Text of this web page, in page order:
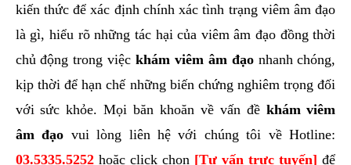
kiến thức để xác định chính xác tình trạng viêm âm đạo
là gì, hiểu rõ những tác hại của viêm âm đạo đồng thời
chủ động trong việckhám viêm âm đạonhanh chóng,
kịp thời để hạn chế những biến chứng nghiêm trọng đối
với sức khỏe. Mọi băn khoăn về vấn đề khám viêm
âm đạo vui lòng liên hệ với chúng tôi về Hotline:
03.5335.5252 hoặc click chọn[Tư vấn trực tuyến] để